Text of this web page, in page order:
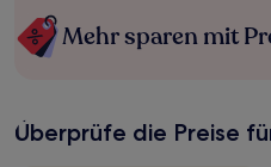
Mehr sparen mit
Überprüfe die Preise